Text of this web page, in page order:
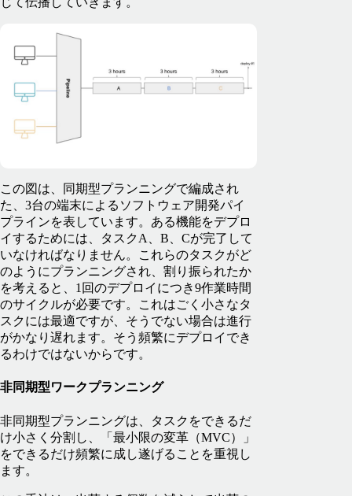
この図は、同期型プランニングで編成され
た、3台の端末によるソフトウェア開発パイ
プラインを表しています。ある機能をデプロ
イするためには、タスクA、B、Cが完了して
いなければなりません。これらのタスクがど
のようにプランニングされ、割り振られたか
を考えると、1回のデプロイにつき9作業時間
のサイクルが必要です。これはごく小さなタ
スクには最適ですが、そうでない場合は進行
がかなり遅れます。そう頻繁にデプロイでき
るわけではないからです。
非同期型ワークプランニング
非同期型プランニングは、タスクをできるだ
け小さく分割し、「最小限の変革（MVC）」
をできるだけ頻繁に成し遂げることを重視し
ます。